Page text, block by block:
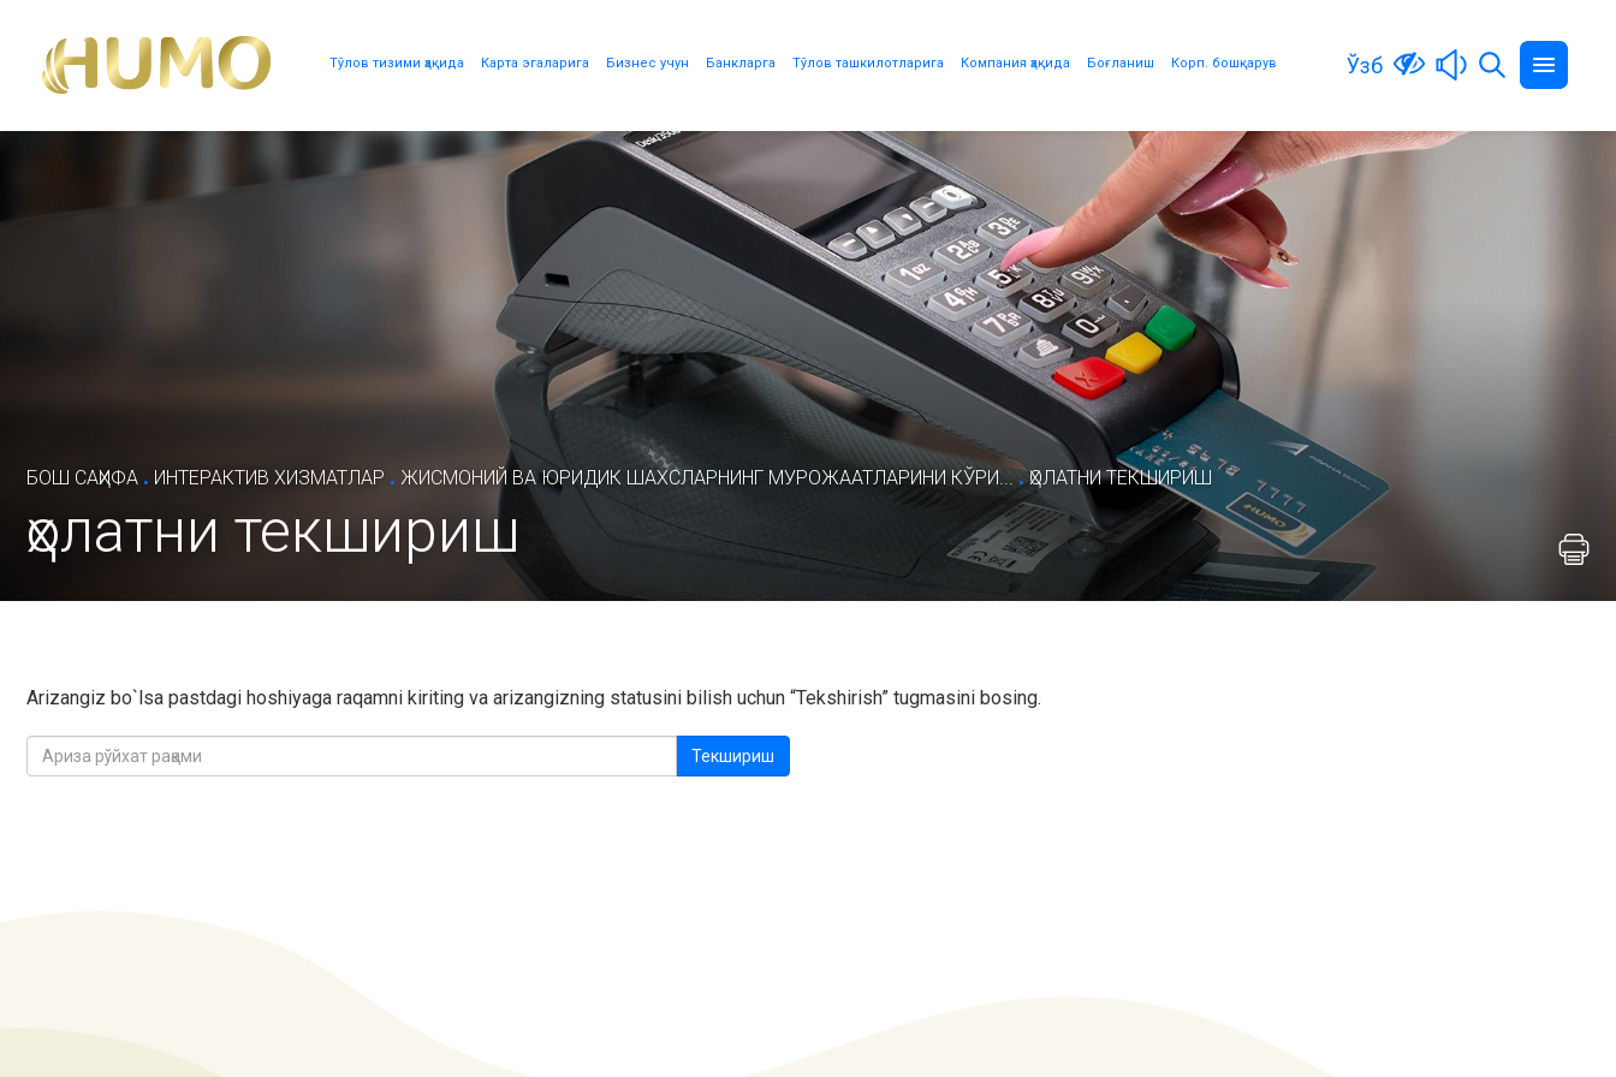
Тўлов тизими ҳақида Карта эгаларига Бизнес учун Банкларга Тўлов ташкилотларига Компания ҳақида Боғланиш Корп. бошқарув Ўзб
БОШ САҲИФА . ИНТЕРАКТИВ ХИЗМАТЛАР . ЖИСМОНИЙ ВА ЮРИДИК ШАХСЛАРНИНГ МУРОЖААТЛАРИНИ КЎРИ... .ҲОЛАТНИ ТЕКШИРИШ
ҳолатни текшириш
Аrizаngiz bo`lsa pastdagi hoshiyagа rаqamni kiriting va аrizаngizning statusini bilish uchun “Tekshirish” tugmasini bosing.
Текшириш